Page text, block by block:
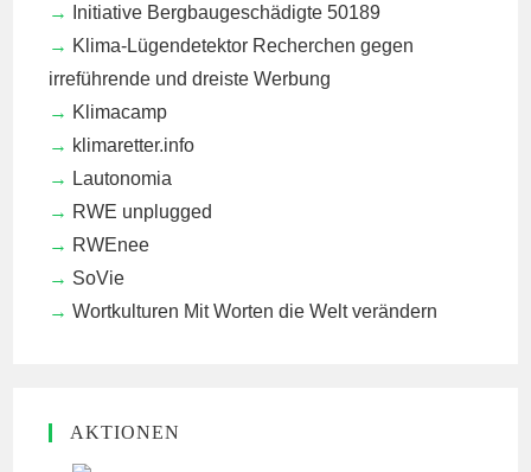
Initiative Bergbaugeschädigte 50189
Klima-Lügendetektor Recherchen gegen
irreführende und dreiste Werbung
Klimacamp
klimaretter.info
Lautonomia
RWE unplugged
RWEnee
SoVie
Wortkulturen Mit Worten die Welt verändern
AKTIONEN